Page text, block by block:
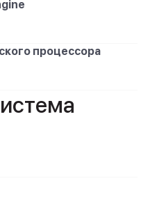
процессора